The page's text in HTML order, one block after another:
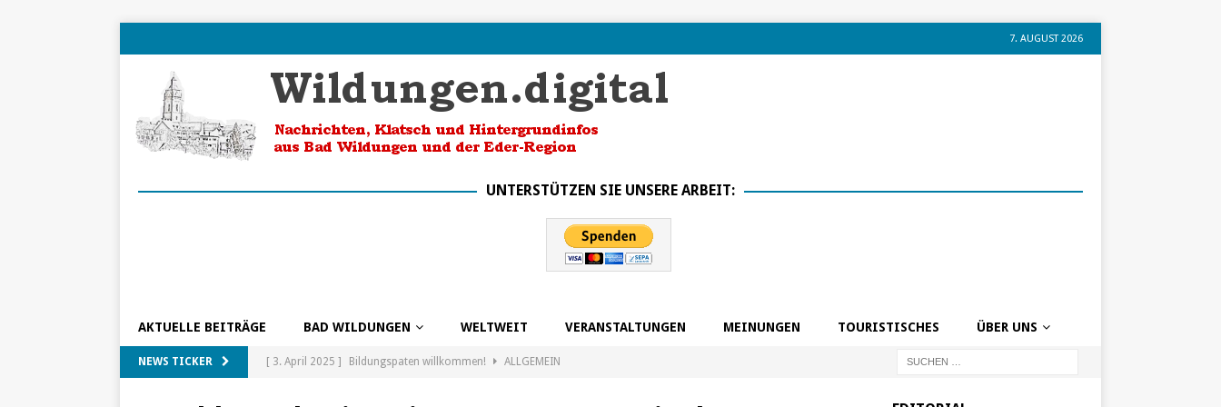
7. AUGUST 2026
UNTERSTÜTZEN SIE UNSERE ARBEIT:
AKTUELLE BEITRÄGE BAD WILDUNGEN WELTWEIT VERANSTALTUNGEN MEINUNGEN TOURISTISCHES ÜBER UNS
NEWS TICKER [ 3. April 2025 ] Bildungspaten willkommen! ALLGEMEIN